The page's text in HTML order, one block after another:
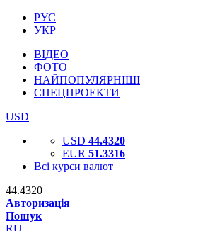
РУС
УКР
ВІДЕО
ФОТО
НАЙПОПУЛЯРНІШІ
СПЕЦПРОЕКТИ
USD
USD 44.4320
EUR 51.3316
Всі курси валют
44.4320
Авторизація
Пошук
RU